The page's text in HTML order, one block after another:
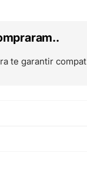
te garantir